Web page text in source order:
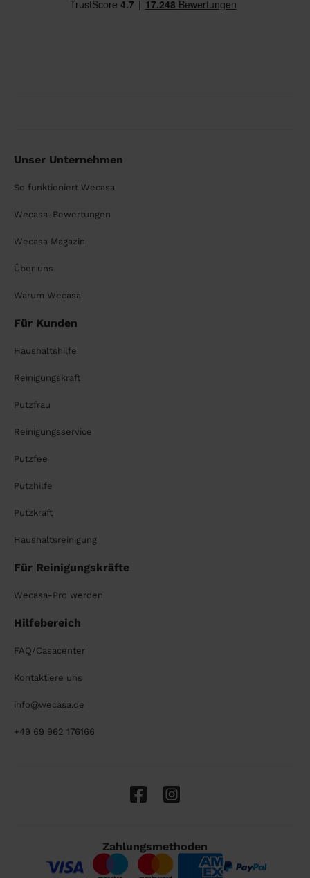
Unser Unternehmen
So funktioniert Wecasa
Wecasa-Bewertungen
Wecasa Magazin
Über uns
Warum Wecasa
Für Kunden
Haushaltshilfe
Reinigungskraft
Putzfrau
Reinigungsservice
Putzfee
Putzhilfe
Putzkraft
Haushaltsreinigung
Für Reinigungskräfte
Wecasa-Pro werden
Hilfebereich
FAQ/Casacenter
Kontaktiere uns
info@wecasa.de
+49 69 962 176166
Zahlungsmethoden